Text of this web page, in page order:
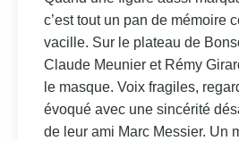
c’est tout un pan de mémoire
vacille. Sur le plateau de
Claude Meunier et Rémy
le masque. Voix fragiles,
évoqué avec une sincérité
de leur ami Marc Messier. Un